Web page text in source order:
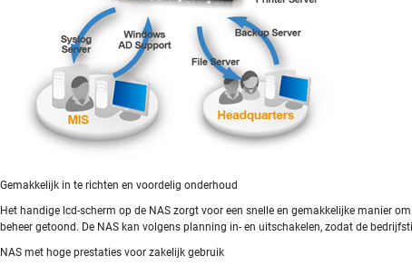
Gemakkelijk in te richten en voordelig onderhoud
Het handige lcd-scherm op de NAS zorgt voor een snelle en gemakkelijke manier
beheer getoond. De NAS kan volgens planning in- en uitschakelen, zodat de
NAS met hoge prestaties voor zakelijk gebruik